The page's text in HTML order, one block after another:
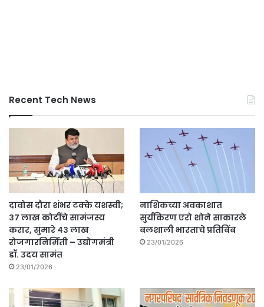
Recent Tech News
दावोस दौरा शंभर टक्के यशस्वी;
३७ लाख कोटींचे सामंजस्य
करार, सुमारे ४३ लाख
रोजगारनिर्मिती – उद्योगमंत्री
डॉ. उदय सामंत
23/01/2026
नाशिकच्या अवकाशात
सुर्यकिरण एरो शोने साकारले
बलशाली भारताचे प्रतिबिंब
23/01/2026